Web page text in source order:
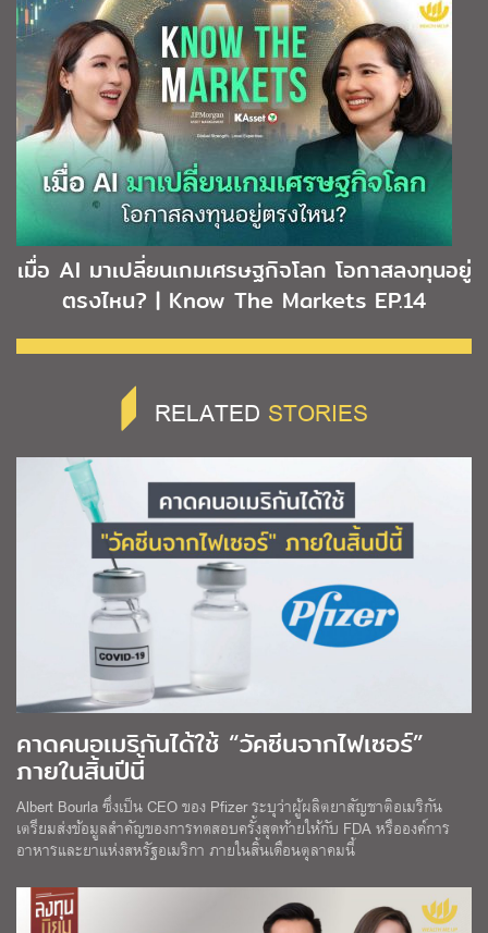
เมื่อ AI มาเปลี่ยนเกมเศรษฐกิจโลก โอกาสลงทุนอยู่
ตรงไหน? | Know The Markets EP.14
RELATED STORIES
คาดคนอเมริกันได้ใช้ “วัคซีนจากไฟเซอร์”
ภายในสิ้นปีนี้
Albert Bourla ซึ่งเป็น CEO ของ Pfizer ระบุว่าผู้ผลิตยาสัญชาติอเมริกัน
เตรียมส่งข้อมูลสำคัญของการทดสอบครั้งสุดท้ายให้กับ FDA หรือองค์การ
อาหารและยาแห่งสหรัฐอเมริกา ภายในสิ้นเดือนตุลาคมนี้